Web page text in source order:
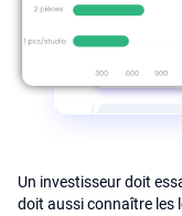
Un investisseur doit
doit aussi connaître les